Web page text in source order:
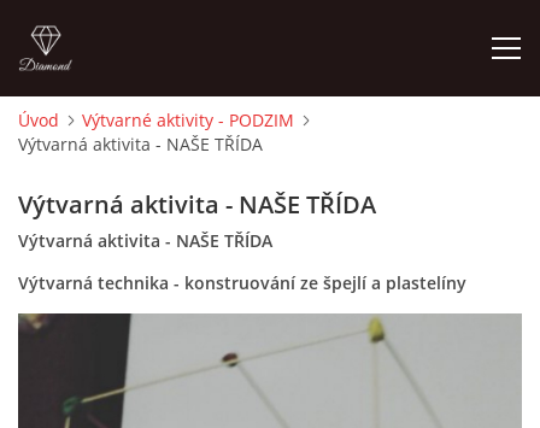
ÚVOD
O MĚ
FOTOALBUM
DĚJINY VÝTVARNÉHO UMĚNÍ
Úvod
Výtvarné aktivity - PODZIM
Výtvarná aktivita - NAŠE TŘÍDA
Výtvarná aktivita - NAŠE TŘÍDA
Výtvarná aktivita - NAŠE TŘÍDA
Výtvarná technika - konstruování ze špejlí a plastelíny